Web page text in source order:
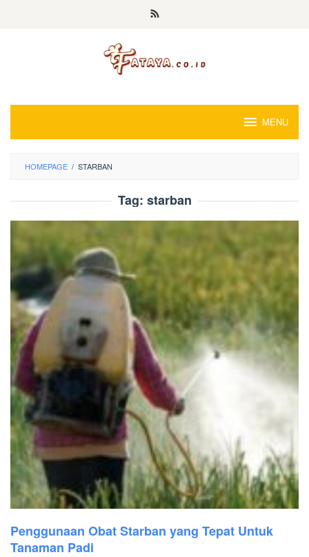
MENU
HOMEPAGE / STARBAN
Tag: starban
Penggunaan Obat Starban yang Tepat Untuk
Tanaman Padi